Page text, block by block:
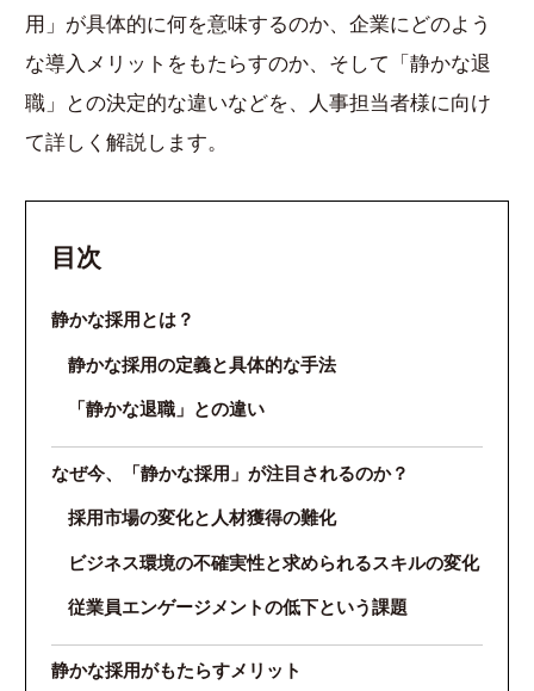
用」が具体的に何を意味するのか、企業にどのよう
な導入メリットをもたらすのか、そして「静かな退
職」との決定的な違いなどを、人事担当者様に向け
て詳しく解説します。
目次
静かな採用とは？
静かな採用の定義と具体的な手法
「静かな退職」との違い
なぜ今、「静かな採用」が注目されるのか？
採用市場の変化と人材獲得の難化
ビジネス環境の不確実性と求められるスキルの変化
従業員エンゲージメントの低下という課題
静かな採用がもたらすメリット